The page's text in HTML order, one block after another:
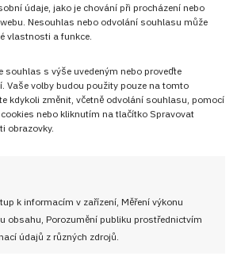
údaje, jako je chování při procházení nebo
Nesouhlas nebo odvolání souhlasu může
vlastnosti a funkce.
souhlas s výše uvedeným nebo proveďte
Vaše volby budou použity pouze na tomto
kdykoli změnit, včetně odvolání souhlasu, pomocí
nebo kliknutím na tlačítko Spravovat
obrazovky.
k informacím v zařízení, Měření výkonu
obsahu, Porozumění publiku prostřednictvím
údajů z různých zdrojů.